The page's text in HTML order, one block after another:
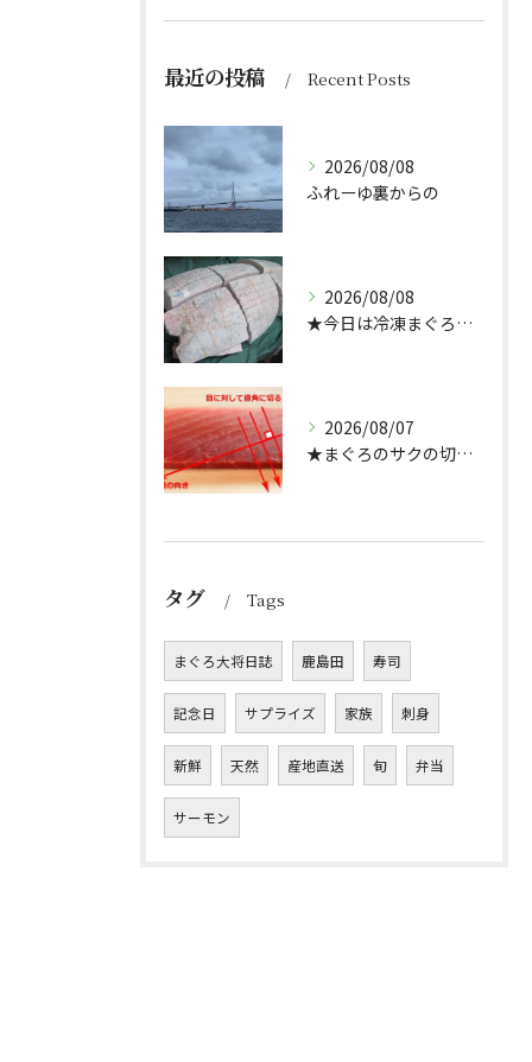
最近の投稿 Recent Posts
2026/08/08
ふれーゆ裏からの
2026/08/08
★今日は冷凍まぐろのサクの解凍方法★（どんぶり屋まぐろ大将）
2026/08/07
★まぐろのサクの切り方★
タグ Tags
まぐろ大将日誌 鹿島田 寿司
記念日 サプライズ 家族 刺身
新鮮 天然 産地直送 旬 弁当
サーモン